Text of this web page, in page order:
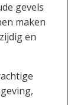
gevels
maken
en